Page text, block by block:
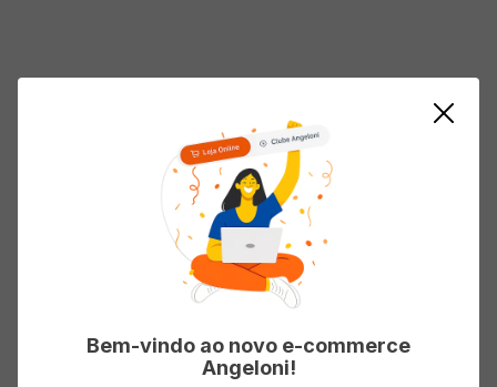
Bem-vindo ao novo e-commerce
Angeloni!